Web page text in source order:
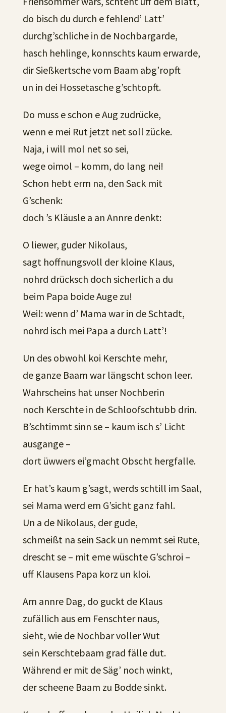
do bisch du durch e fehlend’ Latt’
durchg’schliche in de Nochbargarde,
hasch hehlinge, konnschts kaum erwarde,
dir Sießkertsche vom Baam abg’ropft
un in dei Hossetasche g’schtopft.
Do muss e schon e Aug zudrücke,
wenn e mei Rut jetzt net soll zücke.
Naja, i will mol net so sei,
wege oimol – komm, do lang nei!
Schon hebt erm na, den Sack mit
G’schenk:
doch ’s Kläusle a an Annre denkt:
O liewer, guder Nikolaus,
sagt hoffnungsvoll der kloine Klaus,
nohrd drücksch doch sicherlich a du
beim Papa boide Auge zu!
Weil: wenn d’ Mama war in de Schtadt,
nohrd isch mei Papa a durch Latt’!
Un des obwohl koi Kerschte mehr,
de ganze Baam war längscht schon leer.
Wahrscheins hat unser Nochberin
noch Kerschte in de Schloofschtubb drin.
B’schtimmt sinn se – kaum isch s’ Licht
ausgange –
dort üwwers ei’gmacht Obscht hergfalle.
Er hat’s kaum g’sagt, werds schtill im Saal,
sei Mama werd em G’sicht ganz fahl.
Un a de Nikolaus, der gude,
schmeißt na sein Sack un nemmt sei Rute,
drescht se – mit eme wüschte G’schroi –
uff Klausens Papa korz un kloi.
Am annre Dag, do guckt de Klaus
zufällich aus em Fenschter naus,
sieht, wie de Nochbar voller Wut
sein Kerschtebaam grad fälle dut.
Während er mit de Säg’ noch winkt,
der scheene Baam zu Bodde sinkt.